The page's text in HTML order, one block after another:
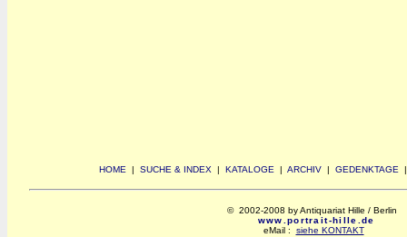
HOME | SUCHE & INDEX | KATALOGE | ARCHIV | GEDENKTAGE
© 2002-2008 by Antiquariat Hille / Berlin
www.portrait-hille.de
eMail : siehe KONTAKT